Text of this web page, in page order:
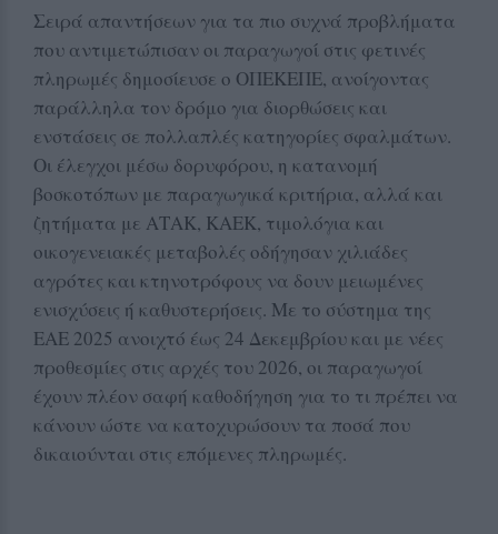
Σειρά απαντήσεων για τα πιο συχνά προβλήματα
που αντιμετώπισαν οι παραγωγοί στις φετινές
πληρωμές δημοσίευσε ο ΟΠΕΚΕΠΕ, ανοίγοντας
παράλληλα τον δρόμο για διορθώσεις και
ενστάσεις σε πολλαπλές κατηγορίες σφαλμάτων.
Οι έλεγχοι μέσω δορυφόρου, η κατανομή
βοσκοτόπων με παραγωγικά κριτήρια, αλλά και
ζητήματα με ΑΤΑΚ, ΚΑΕΚ, τιμολόγια και
οικογενειακές μεταβολές οδήγησαν χιλιάδες
αγρότες και κτηνοτρόφους να δουν μειωμένες
ενισχύσεις ή καθυστερήσεις. Με το σύστημα της
ΕΑΕ 2025 ανοιχτό έως 24 Δεκεμβρίου και με νέες
προθεσμίες στις αρχές του 2026, οι παραγωγοί
έχουν πλέον σαφή καθοδήγηση για το τι πρέπει να
κάνουν ώστε να κατοχυρώσουν τα ποσά που
δικαιούνται στις επόμενες πληρωμές.